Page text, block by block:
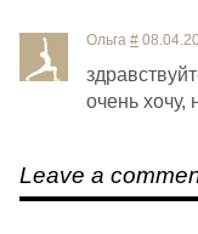
Ольга #
очень
Leave a